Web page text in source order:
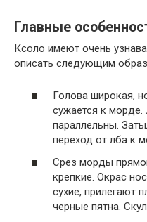
Главные
Ксоло имеют очень
описать следующим
Голова широкая,
сужается к
параллельны.
переход от лба к
Срез морды
крепкие. Окрас
сухие, прилегают
черные пятна.